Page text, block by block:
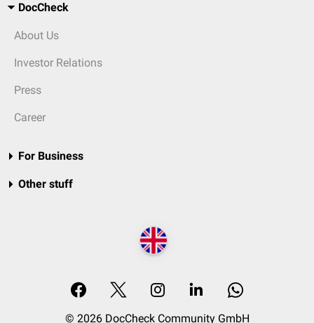
DocCheck
About Us
Investor Relations
Press
Career
For Business
Other stuff
© 2026 DocCheck Community GmbH